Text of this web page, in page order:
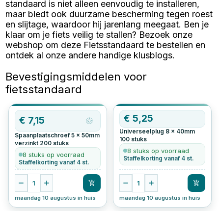
standaard is niet alleen eenvoudig te installeren,
maar biedt ook duurzame bescherming tegen roest
en slijtage, waardoor hij jarenlang meegaat. Ben je
klaar om je fiets veilig te stallen? Bezoek onze
webshop om deze Fietsstandaard te bestellen en
ontdek al onze andere handige klusblogs.
Bevestigingsmiddelen voor
fietsstandaard
OP=OP
€ 7,15
Spaanplaatschroef 5 x 50mm
verzinkt 200 stuks
8 stuks op voorraad
Staffelkorting vanaf 4 st.
1
maandag 10 augustus in huis
€ 5,25
Universeelplug 8 x 40mm
100 stuks
8 stuks op voorraad
Staffelkorting vanaf 4 st.
1
maandag 10 augustus in huis